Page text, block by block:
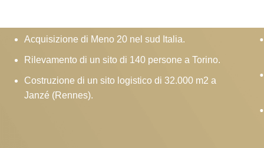
Acquisizione di Meno 20 nel sud Italia.
Rilevamento di un sito di 140 persone a Torino.
Costruzione di un sito logistico di 32.000 m2 a
Janzé (Rennes).